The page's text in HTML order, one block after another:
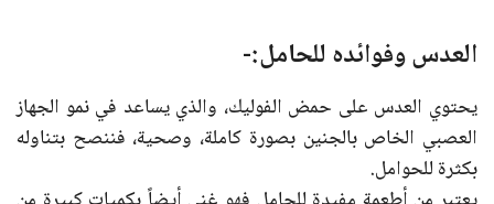
العدس وفوائده للحامل:-
يحتوي العدس على حمض الفوليك، والذي يساعد في نمو الجهاز
العصبي الخاص بالجنين بصورة كاملة، وصحية، فننصح بتناوله
بكثرة للحوامل.